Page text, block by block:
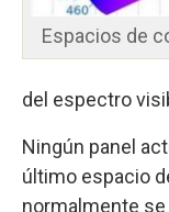
Espacios de
del espectro
Ningún panel
último espacio
normalmente